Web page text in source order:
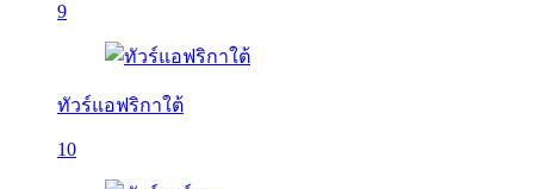
9
ทัวร์แอฟริกาใต้
10